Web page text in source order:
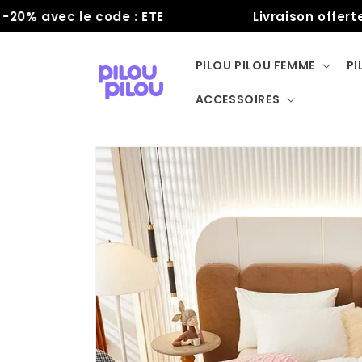
passer
au
le code : ETE Livraison offerte
PILOU PILOU FEMME
ACCESSOIRES
Passer aux
informations
produits